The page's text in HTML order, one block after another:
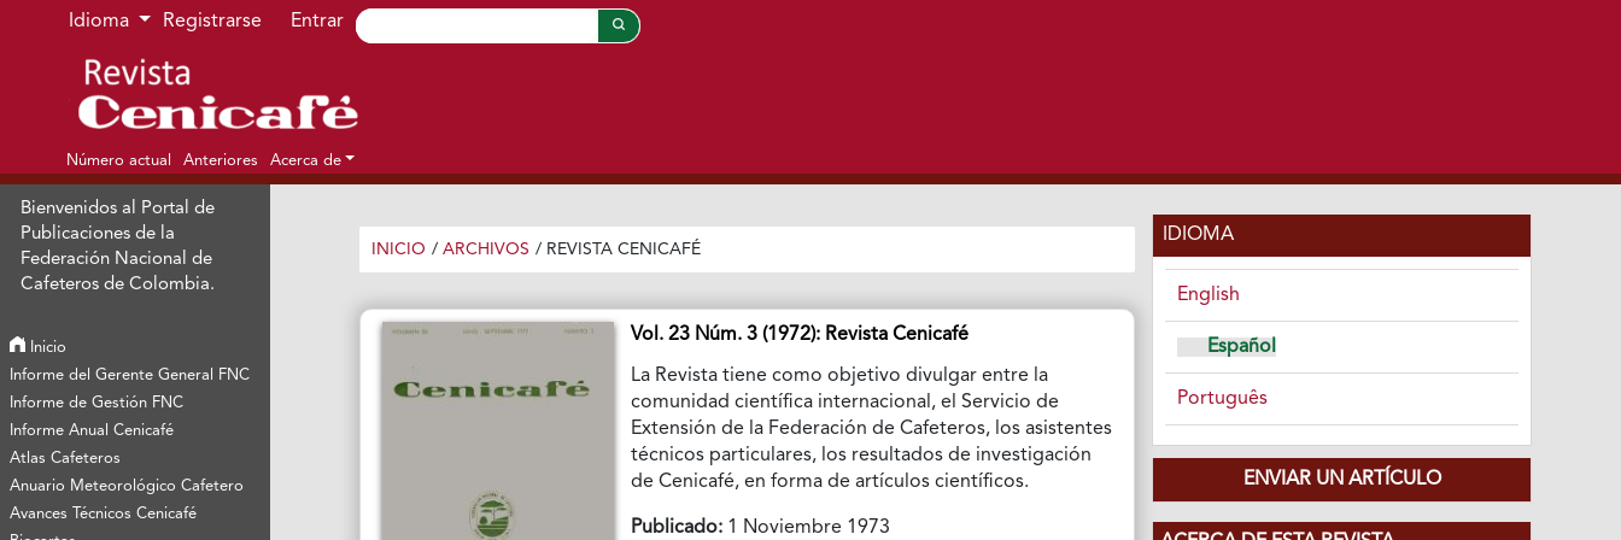
Ir al menú de navegación principal
Ir al contenido principal
Ir al pie de página del sitio
Idioma Registrarse Entrar
Número actual Anteriores Acerca de
Bienvenidos al Portal de
Publicaciones de la
Federación Nacional de
Cafeteros de Colombia.
Inicio
Informe del Gerente General FNC
Informe de Gestión FNC
Informe Anual Cenicafé
Atlas Cafeteros
Anuario Meteorológico Cafetero
Avances Técnicos Cenicafé
INICIO / ARCHIVOS / REVISTA CENICAFÉ
Vol. 23 Núm. 3 (1972): Revista Cenicafé
La Revista tiene como objetivo divulgar entre la
comunidad científica internacional, el Servicio de
Extensión de la Federación de Cafeteros, los asistentes
técnicos particulares, los resultados de investigación
de Cenicafé, en forma de artículos científicos.
Publicado: 1 Noviembre 1973
IDIOMA
English
Español
Português
ENVIAR UN ARTÍCULO